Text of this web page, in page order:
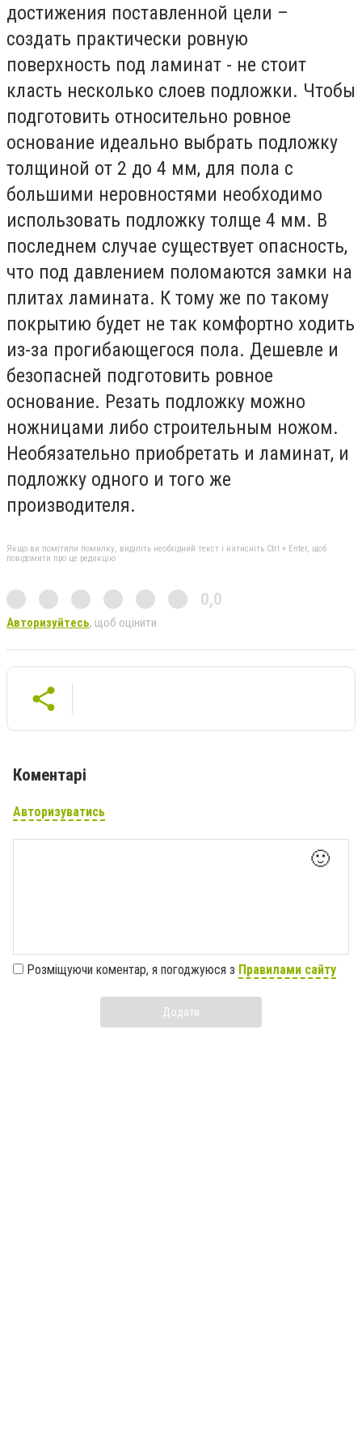
достижения поставленной цели –
создать практически ровную
поверхность под ламинат - не стоит
класть несколько слоев подложки. Чтобы
подготовить относительно ровное
основание идеально выбрать подложку
толщиной от 2 до 4 мм, для пола с
большими неровностями необходимо
использовать подложку толще 4 мм. В
последнем случае существует опасность,
что под давлением поломаются замки на
плитах ламината. К тому же по такому
покрытию будет не так комфортно ходить
из-за прогибающегося пола. Дешевле и
безопасней подготовить ровное
основание. Резать подложку можно
ножницами либо строительным ножом.
Необязательно приобретать и ламинат, и
подложку одного и того же
производителя.
Якщо ви помітили помилку, виділіть необхідний текст і натисніть Ctrl + Enter, щоб
повідомити про це редакцію
0,0
Авторизуйтесь, щоб оцінити
Коментарі
Авторизуватись
🙂
Розміщуючи коментар, я погоджуюся з Правилами сайту
Додати